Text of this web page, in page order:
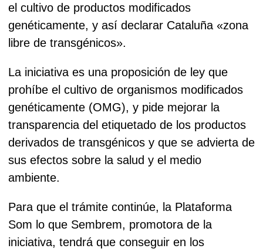
el cultivo de productos modificados
genéticamente, y así declarar Cataluña «zona
libre de transgénicos».
La iniciativa es una proposición de ley que
prohíbe el cultivo de organismos modificados
genéticamente (OMG), y pide mejorar la
transparencia del etiquetado de los productos
derivados de transgénicos y que se advierta de
sus efectos sobre la salud y el medio
ambiente.
Para que el trámite continúe, la Plataforma
Som lo que Sembrem, promotora de la
iniciativa, tendrá que conseguir en los